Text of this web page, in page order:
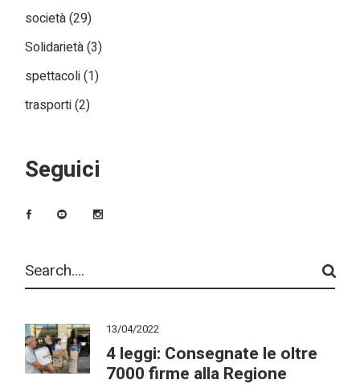
società(29)
Solidarietà(3)
spettacoli(1)
trasporti(2)
Seguici
13/04/2022
4 leggi: Consegnate le oltre
7000 firme alla Regione